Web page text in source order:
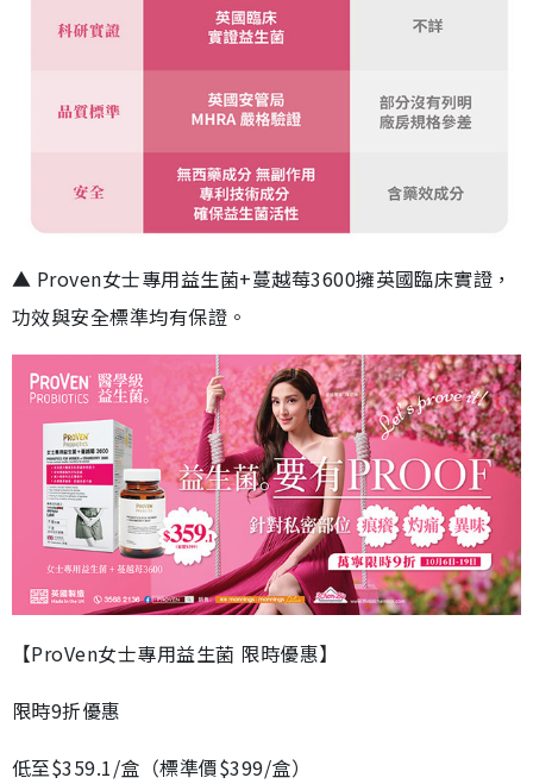
▲ Proven女士專用益生菌+蔓越莓3600擁英國臨床實證，
功效與安全標準均有保證。
【ProVen女士專用益生菌 限時優惠】
限時9折優惠
低至$359.1/盒（標準價$399/盒）